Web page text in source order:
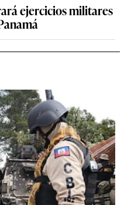
ejercicios militares